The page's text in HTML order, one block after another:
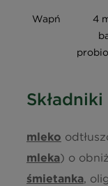
Wapń
4
Składniki
mleko
mleka) o
śmietanka,